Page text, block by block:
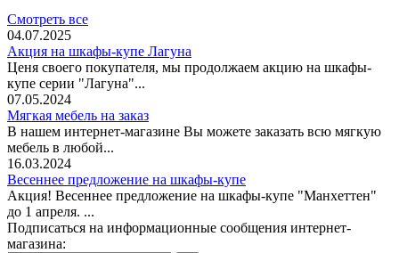
Смотреть все
04.07.2025
Акция на шкафы-купе Лагуна
Ценя своего покупателя, мы продолжаем акцию на шкафы-
купе серии "Лагуна"...
07.05.2024
Мягкая мебель на заказ
В нашем интернет-магазине Вы можете заказать всю мягкую
мебель в любой...
16.03.2024
Весеннее предложение на шкафы-купе
Акция! Весеннее предложение на шкафы-купе "Манхеттен"
до 1 апреля. ...
Подписаться на информационные сообщения интернет-
магазина: